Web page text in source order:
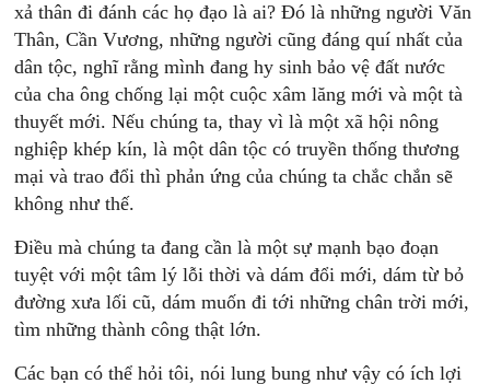
xả thân đi đánh các họ đạo là ai? Đó là những người Văn
Thân, Cần Vương, những người cũng đáng quí nhất của
dân tộc, nghĩ rằng mình đang hy sinh bảo vệ đất nước
của cha ông chống lại một cuộc xâm lăng mới và một tà
thuyết mới. Nếu chúng ta, thay vì là một xã hội nông
nghiệp khép kín, là một dân tộc có truyền thống thương
mại và trao đổi thì phản ứng của chúng ta chắc chắn sẽ
không như thế.
Điều mà chúng ta đang cần là một sự mạnh bạo đoạn
tuyệt với một tâm lý lỗi thời và dám đổi mới, dám từ bỏ
đường xưa lối cũ, dám muốn đi tới những chân trời mới,
tìm những thành công thật lớn.
Các bạn có thể hỏi tôi, nói lung bung như vậy có ích lợi